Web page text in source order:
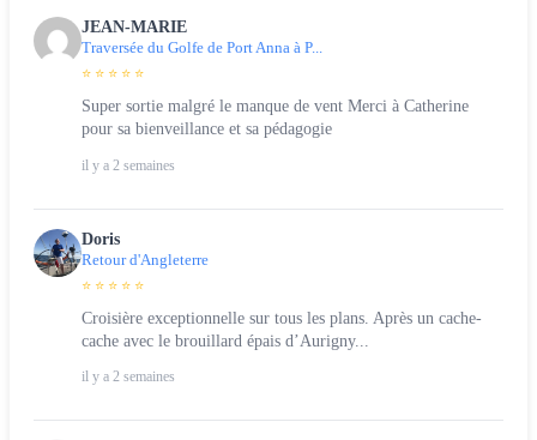
JEAN-MARIE
Traversée du Golfe de Port Anna à P...
⭐ ⭐ ⭐ ⭐ ⭐
Super sortie malgré le manque de vent Merci à Catherine
pour sa bienveillance et sa pédagogie
il y a 2 semaines
Doris
Retour d'Angleterre
⭐ ⭐ ⭐ ⭐ ⭐
Croisière exceptionnelle sur tous les plans. Après un cache-
cache avec le brouillard épais d’Aurigny...
il y a 2 semaines